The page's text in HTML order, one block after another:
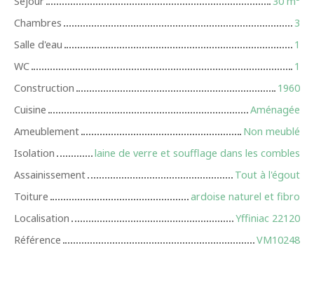
Chambres
3
Salle d'eau
1
WC
1
Construction
1960
Cuisine
Aménagée
Ameublement
Non meublé
Isolation
laine de verre et soufflage dans les combles
Assainissement
Tout à l'égout
Toiture
ardoise naturel et fibro
Localisation
Yffiniac 22120
Référence
VM10248